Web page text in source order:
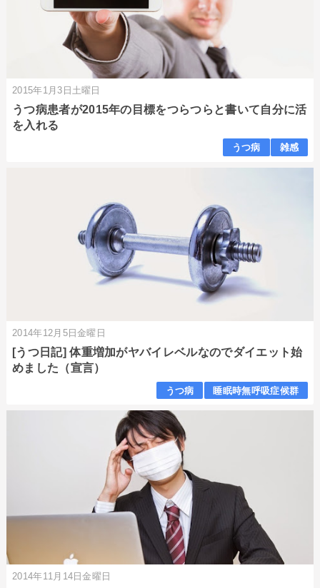
2015年1月3日土曜日
うつ病患者が2015年の目標をつらつらと書いて自分に活
を入れる
うつ病 雑感
2014年12月5日金曜日
[うつ日記] 体重増加がヤバイレベルなのでダイエット始
めました（宣言）
うつ病 睡眠時無呼吸症候群
2014年11月14日金曜日